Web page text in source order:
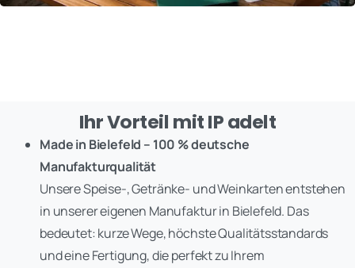
Ihr Vorteil mit IP adelt
Made in Bielefeld – 100 % deutsche
Manufakturqualität
Unsere Speise-, Getränke- und Weinkarten entstehen
in unserer eigenen Manufaktur in Bielefeld. Das
bedeutet: kurze Wege, höchste Qualitätsstandards
und eine Fertigung, die perfekt zu Ihrem